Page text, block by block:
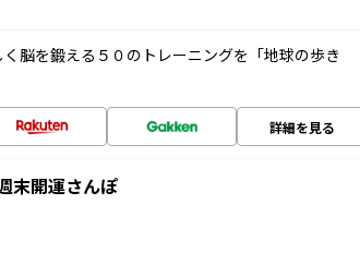
脳を鍛える５０のトレーニングを「地球の歩き
詳細を見る
開運さんぽ